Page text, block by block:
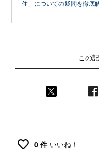
住」についての疑問を徹底
この
0 件 いいね！